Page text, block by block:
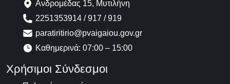
Ανδρομέδας 15, Μυτιλήνη
2251353914 / 917 / 919
paratiritirio@pvaigaiou.gov.gr
Καθημερινά: 07:00 – 15:00
Χρήσιμοι Σύνδεσμοι